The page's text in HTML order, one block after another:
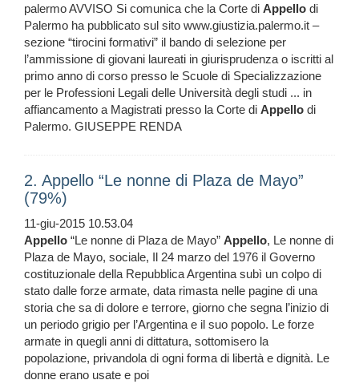
palermo AVVISO Si comunica che la Corte di Appello di
Palermo ha pubblicato sul sito www.giustizia.palermo.it –
sezione “tirocini formativi” il bando di selezione per
l’ammissione di giovani laureati in giurisprudenza o iscritti al
primo anno di corso presso le Scuole di Specializzazione
per le Professioni Legali delle Università degli studi ... in
affiancamento a Magistrati presso la Corte di Appello di
Palermo. GIUSEPPE RENDA
2. Appello “Le nonne di Plaza de Mayo”
(79%)
11-giu-2015 10.53.04
Appello “Le nonne di Plaza de Mayo” Appello, Le nonne di
Plaza de Mayo, sociale, Il 24 marzo del 1976 il Governo
costituzionale della Repubblica Argentina subì un colpo di
stato dalle forze armate, data rimasta nelle pagine di una
storia che sa di dolore e terrore, giorno che segna l’inizio di
un periodo grigio per l’Argentina e il suo popolo. Le forze
armate in quegli anni di dittatura, sottomisero la
popolazione, privandola di ogni forma di libertà e dignità. Le
donne erano usate e poi